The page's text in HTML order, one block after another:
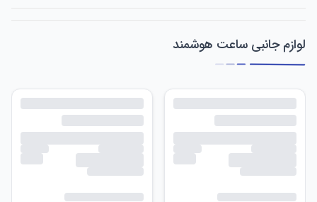
لوازم جانبی ساعت هوشمند